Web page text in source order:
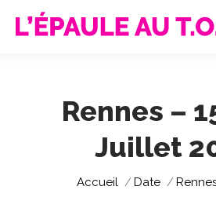
Rennes –
Juillet
Vous êtes ici :
Accueil Date